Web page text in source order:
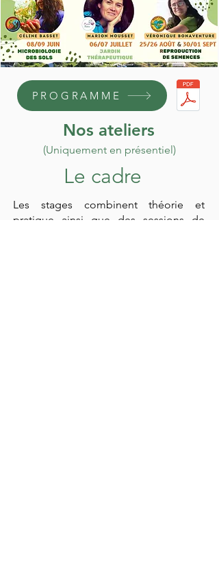
PROGRAMME
Nos ateliers
(Uniquement en présentiel)
Le cadre
Les stages combinent théorie et
pratique ainsi que des sessions de